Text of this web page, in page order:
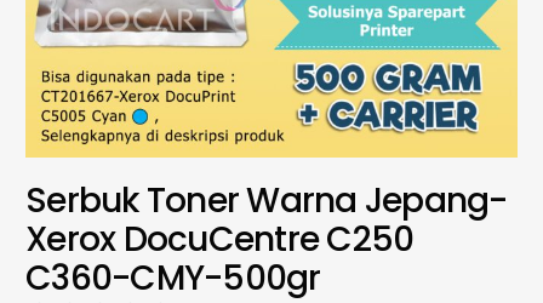
Serbuk Toner Warna Jepang-
Xerox DocuCentre C250
C360-CMY-500gr